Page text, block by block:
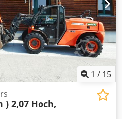
1 / 15
) 2,07 Hoch,